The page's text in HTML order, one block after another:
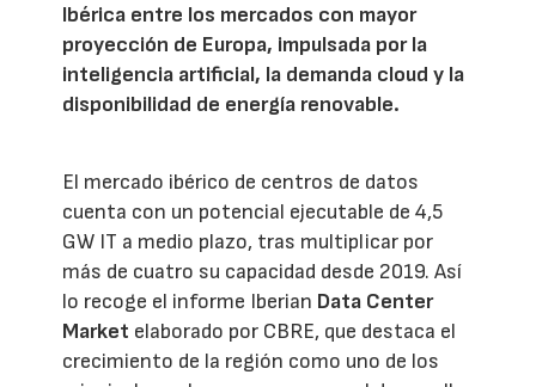
Ibérica entre los mercados con mayor
proyección de Europa, impulsada por la
inteligencia artificial, la demanda cloud y la
disponibilidad de energía renovable.
El mercado ibérico de centros de datos
cuenta con un potencial ejecutable de 4,5
GW IT a medio plazo, tras multiplicar por
más de cuatro su capacidad desde 2019. Así
lo recoge el informe Iberian Data Center
Market elaborado por CBRE, que destaca el
crecimiento de la región como uno de los